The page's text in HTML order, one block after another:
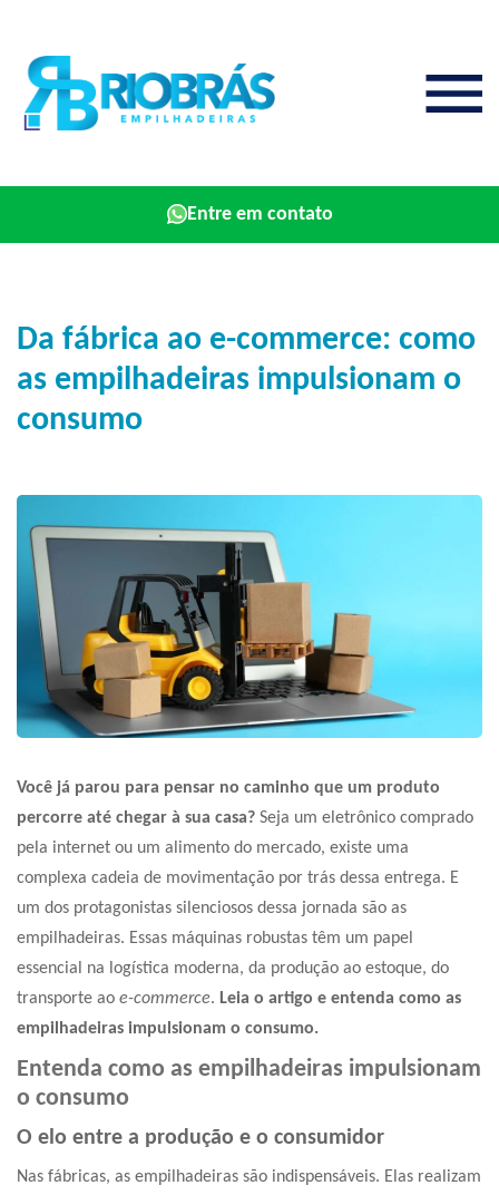
Entre em contato
Da fábrica ao e-commerce: como
as empilhadeiras impulsionam o
consumo
Você já parou para pensar no caminho que um produto
percorre até chegar à sua casa? Seja um eletrônico comprado
pela internet ou um alimento do mercado, existe uma
complexa cadeia de movimentação por trás dessa entrega. E
um dos protagonistas silenciosos dessa jornada são as
empilhadeiras. Essas máquinas robustas têm um papel
essencial na logística moderna, da produção ao estoque, do
transporte ao e-commerce. Leia o artigo e entenda como as
empilhadeiras impulsionam o consumo.
Entenda como as empilhadeiras impulsionam
o consumo
O elo entre a produção e o consumidor
Nas fábricas, as empilhadeiras são indispensáveis. Elas realizam